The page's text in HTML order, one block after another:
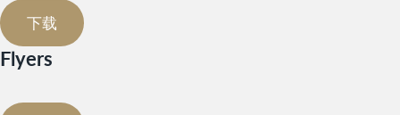
下载
Flyers